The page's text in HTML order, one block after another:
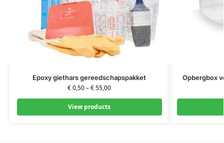
Epoxy giethars gereedschapspakket
€0,50–€55,00
View products
Opbergbox